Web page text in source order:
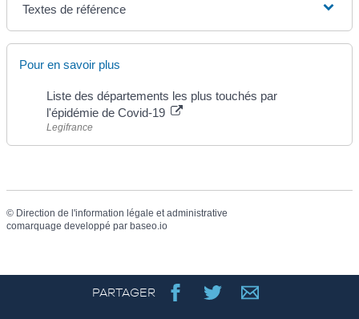
Textes de référence
Pour en savoir plus
Liste des départements les plus touchés par
l'épidémie de Covid-19
Legifrance
© Direction de l'information légale et administrative
comarquage developpé par baseo.io
PARTAGER